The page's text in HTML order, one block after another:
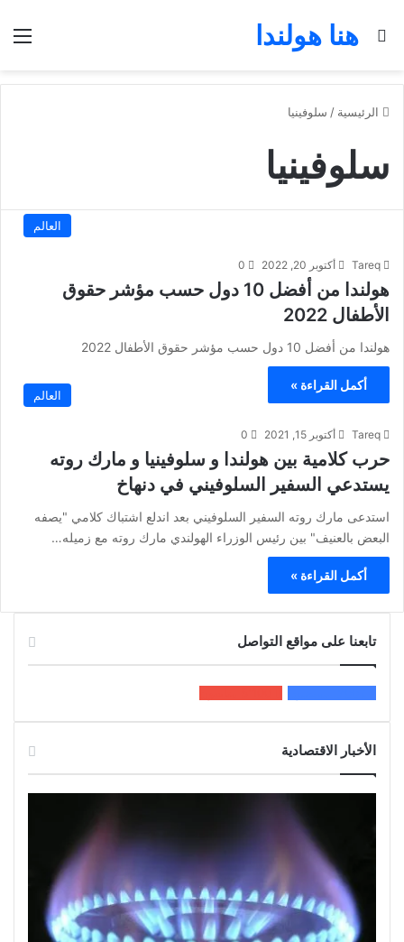
هنا هولندا
بحث عن
الرئيسية / سلوفينيا
سلوفينيا
العالم
Tareq أكتوبر 20, 2022 0
هولندا من أفضل 10 دول حسب مؤشر حقوق
الأطفال 2022
هولندا من أفضل 10 دول حسب مؤشر حقوق الأطفال 2022
أكمل القراءة »
العالم
Tareq أكتوبر 15, 2021 0
حرب كلامية بين هولندا و سلوفينيا و مارك روته
يستدعي السفير السلوفيني في دنهاخ
استدعى مارك روته السفير السلوفيني بعد اندلع اشتباك كلامي "يصفه
البعض بالعنيف" بين رئيس الوزراء الهولندي مارك روته مع زميله…
أكمل القراءة »
تابعنا على مواقع التواصل
الأخبار الاقتصادية